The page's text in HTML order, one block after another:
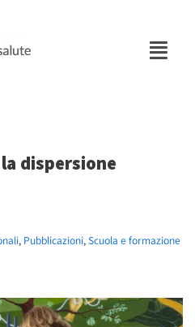
dispersione
, Pubblicazioni, Scuola e formazione